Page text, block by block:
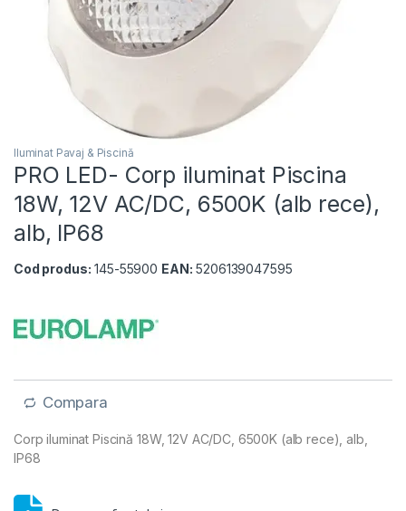
Iluminat Pavaj & Piscină
PRO LED- Corp iluminat Piscina
18W, 12V AC/DC, 6500K (alb rece),
alb, IP68
Cod produs: 145-55900 EAN: 5206139047595
Compara
Corp iluminat Piscină 18W, 12V AC/DC, 6500K (alb rece), alb,
IP68